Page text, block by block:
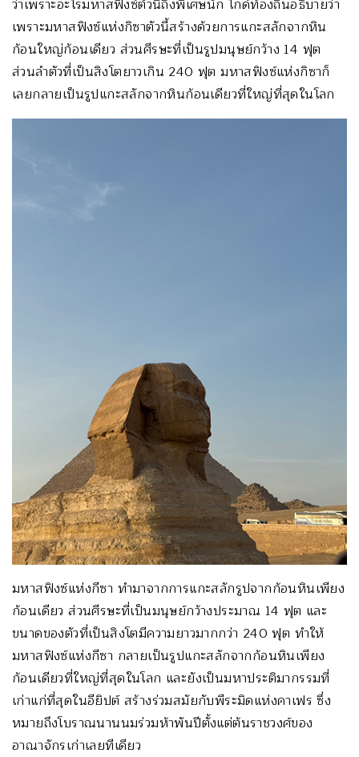
ว่าเพราะอะไรมหาสฟิงซ์ตัวนี้ถึงพิเศษนัก ไกด์ท้องถิ่นอธิบายว่า
เพราะมหาสฟิงซ์แห่งกิซาตัวนี้สร้างด้วยการแกะสลักจากหิน
ก้อนใหญ่ก้อนเดียว ส่วนศีรษะที่เป็นรูปมนุษย์กว้าง 14 ฟุต
ส่วนลำตัวที่เป็นสิงโตยาวเกิน 240 ฟุต มหาสฟิงซ์แห่งกิซาก็
เลยกลายเป็นรูปแกะสลักจากหินก้อนเดียวที่ใหญ่ที่สุดในโลก
มหาสฟิงซ์แห่งกีซา ทำมาจากการแกะสลักรูปจากก้อนหินเพียง
ก้อนเดียว ส่วนศีรษะที่เป็นมนุษย์กว้างประมาณ 14 ฟุต และ
ขนาดของตัวที่เป็นสิงโตมีความยาวมากกว่า 240 ฟุต ทำให้
มหาสฟิงซ์แห่งกีซา กลายเป็นรูปแกะสลักจากก้อนหินเพียง
ก้อนเดียวที่ใหญ่ที่สุดในโลก และยังเป็นมหาประติมากรรมที่
เก่าแก่ที่สุดในอียิปต์ สร้างร่วมสมัยกับพีระมิดแห่งคาเฟร ซึ่ง
หมายถึงโบราณนานนมร่วมห้าพันปีตั้งแต่ต้นราชวงศ์ของ
อาณาจักรเก่าเลยทีเดียว